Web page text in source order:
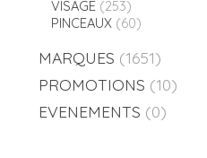
VISAGE (253)
PINCEAUX (60)
MARQUES (1651)
PROMOTIONS (10)
EVENEMENTS (0)